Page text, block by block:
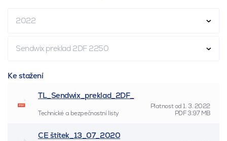
2022
Sendwix preklad 2DF 2250
Ke stažení
TL_Sendwix_preklad_2DF_
Platnost od1. 3. 2022
Technické a bezpečnostní listy
PDF 3.97 MB
CE štítek_13_07_2020